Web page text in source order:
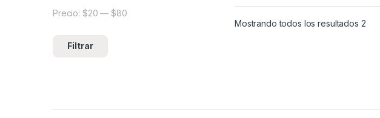
Mostrando todos los resultados 2
Precio mínimo
Precio máximo
Filtrar
Precio: $20 —$80